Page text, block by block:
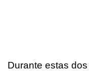
Durante estas